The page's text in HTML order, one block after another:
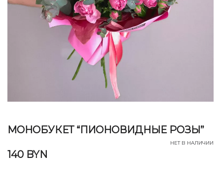
МОНОБУКЕТ “ПИОНОВИДНЫЕ РОЗЫ”
НЕТ В НАЛИЧИИ
140 BYN